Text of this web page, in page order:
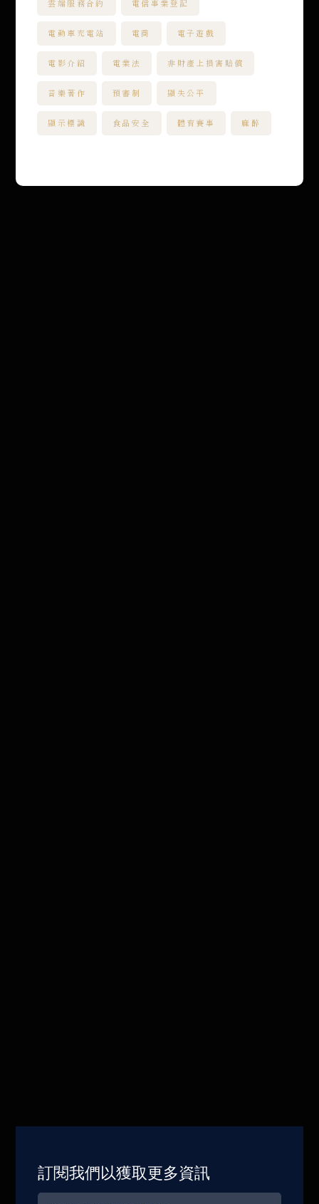
雲端服務合約 電信事業登記
電動車充電站 電商 電子遊戲
電影介紹 電業法 非財產上損害賠償
音樂著作 預審制 顯失公平
顯示標識 食品安全 體育賽事 麻醉
訂閱我們以獲取更多資訊